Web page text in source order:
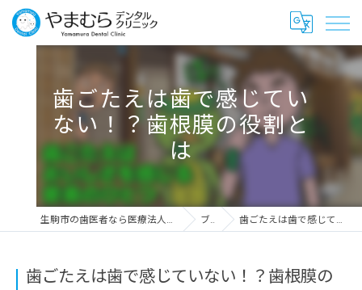
歯ごたえは歯で感じてい
ない！？歯根膜の役割と
は
生駒市の歯医者なら医療法人愛千会 やまむらデンタルクリニック ブログ 歯ごたえは歯で感じていない！？歯根膜の役割とは
歯ごたえは歯で感じていない！？歯根膜の